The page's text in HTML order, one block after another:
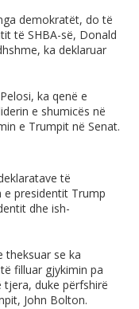
demokratët, do të
të SHBA-së, Donald
ka deklaruar
ka qenë e
e shumicës në
e Trumpit në Senat.
të
e presidentit Trump
dhe ish-
theksuar se ka
filluar gjykimin pa
duke përfshirë
John Bolton.